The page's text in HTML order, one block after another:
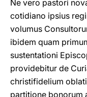
Ne vero pastori
cotidiano ipsius
volumus
ibidem quam
sustentationi
providebitur de
christifidelium
partitione bonorum